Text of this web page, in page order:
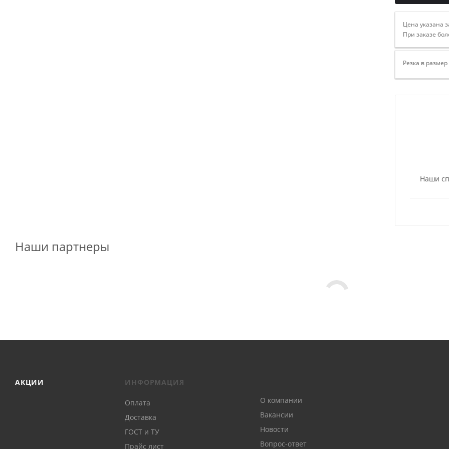
Цена указана
При заказе
Резка в
Наши
Наши партнеры
АКЦИИ ИНФОРМАЦИЯ
Оплата
Доставка
ГОСТ и ТУ
Прайс лист
О компании
Вакансии
Новости
Вопрос-ответ